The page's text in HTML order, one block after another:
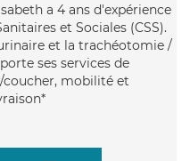
a 4 ans d'expérience
et Sociales (CSS).
et la trachéotomie /
ses services de
mobilité et